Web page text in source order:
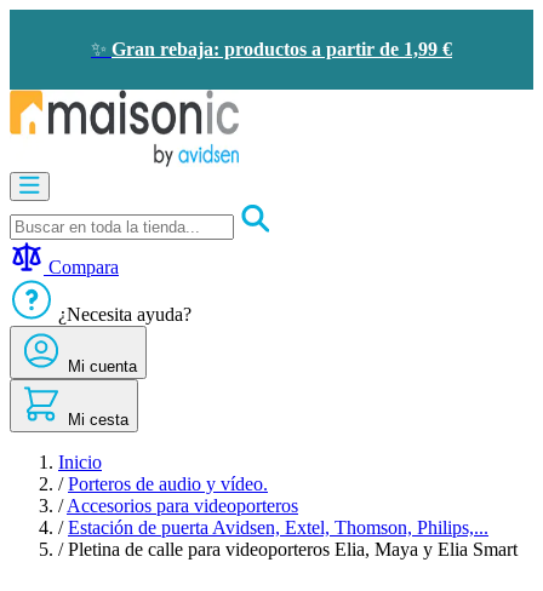
✨ Gran rebaja: productos a partir de 1,99 €
Audioporteros y videoporteros
Solar - ahorro de energía
Seguridad
Oportunidades
Compara
¿Necesita ayuda?
Mi cuenta
Mi cesta
Inicio
/ Porteros de audio y vídeo.
/ Accesorios para videoporteros
/ Estación de puerta Avidsen, Extel, Thomson, Philips,...
/ Pletina de calle para videoporteros Elia, Maya y Elia Smart